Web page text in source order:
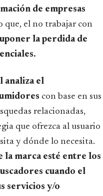
de empresas
que, el no trabajar con
la perdida de
analiza el
con base en sus
relacionadas,
que ofrezca al usuario
y dónde lo necesita.
la marca esté entre los
cuando el
servicios y/o